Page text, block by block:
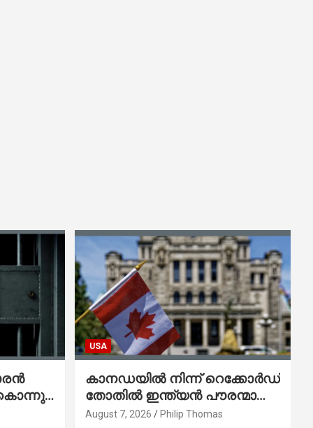
USA
കാനഡയിൽ നിന്ന് റെക്കോർഡ്
തോതിൽ ഇന്ത്യൻ പൗരന്മാരെ
നാടുകടത്തി;
August 7, 2026 Philip Thomas